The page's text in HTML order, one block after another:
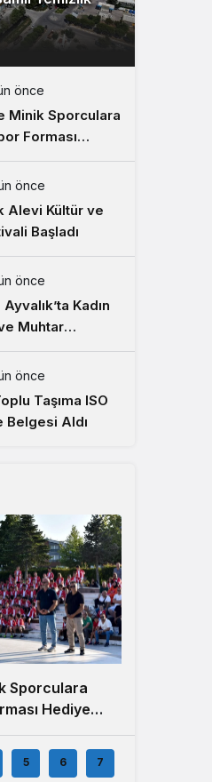
önce
Minik Sporculara
Forması
önce
Alevi Kültür ve
Başladı
önce
Kadın
Muhtar
önce
Taşıma ISO
Belgesi Aldı
Sporculara
Hediye
5 6 7